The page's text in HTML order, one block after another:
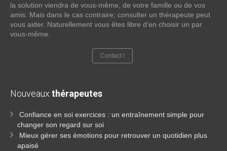
la solution viendra de vous-même, de votre famille ou de vos
amis. Mais dans le cas contraire; consulter un thérapeute peut
vous aider. Naturellement vous êtes libre d’en choisir un par
vous-même.
Contact !
Nouveaux thérapeutes
Confiance en soi exercices : un entraînement simple pour
changer son regard sur soi
Mieux gérer ses émotions pour retrouver un quotidien plus
apaisé